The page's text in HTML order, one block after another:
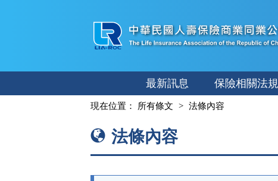
容
最新訊息 保險相關法規
現在位置： 所有條文 法條內容
法條內容